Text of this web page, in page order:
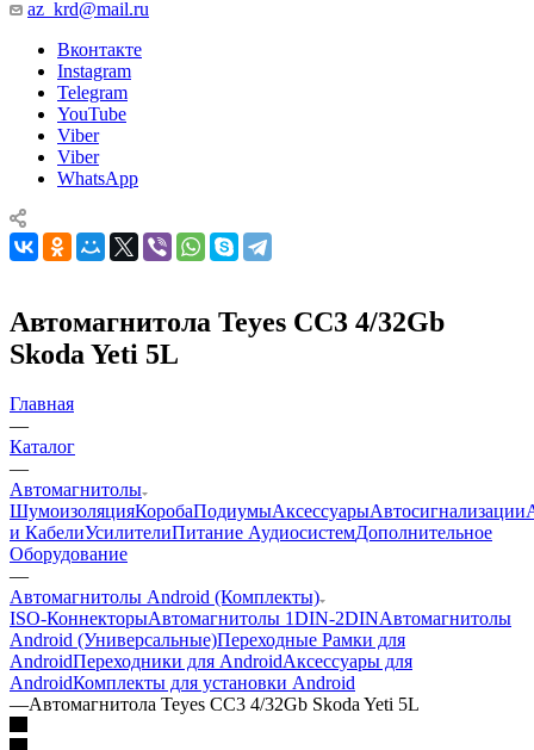
az_krd@mail.ru
Вконтакте
Instagram
Telegram
YouTube
Viber
Viber
WhatsApp
Автомагнитола Teyes CC3 4/32Gb
Skoda Yeti 5L
Главная
—
Каталог
—
Автомагнитолы
ШумоизоляцияКоробаПодиумыАксессуарыАвтосигнализации
и КабелиУсилителиПитание АудиосистемДополнительное
Оборудование
—
Автомагнитолы Android (Комплекты)
ISO-КоннекторыАвтомагнитолы 1DIN-2DINАвтомагнитолы
Android (Универсальные)Переходные Рамки для
AndroidПереходники для AndroidАксессуары для
AndroidКомплекты для установки Android
—Автомагнитола Teyes CC3 4/32Gb Skoda Yeti 5L